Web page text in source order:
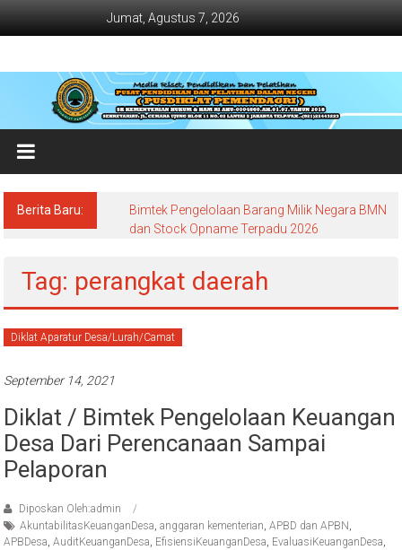
Jumat, Agustus 7, 2026
Jadwal
Bimtek
dan
Diklat
Terbaru
Dan
Berita Baru:
Bimtek Pengelolaan Barang Milik Negara BMN
dan Stock Opname Terpadu 2026
Tag: perangkat daerah
Diklat Aparatur Desa/Lurah/Camat
September 14, 2021
Diklat / Bimtek Pengelolaan Keuangan
Desa Dari Perencanaan Sampai
Pelaporan
Diposkan Oleh:admin
AkuntabilitasKeuanganDesa,anggaran kementerian,APBD dan APBN ,
APBDesa,AuditKeuanganDesa, EfisiensiKeuanganDesa, EvaluasiKeuanganDesa,